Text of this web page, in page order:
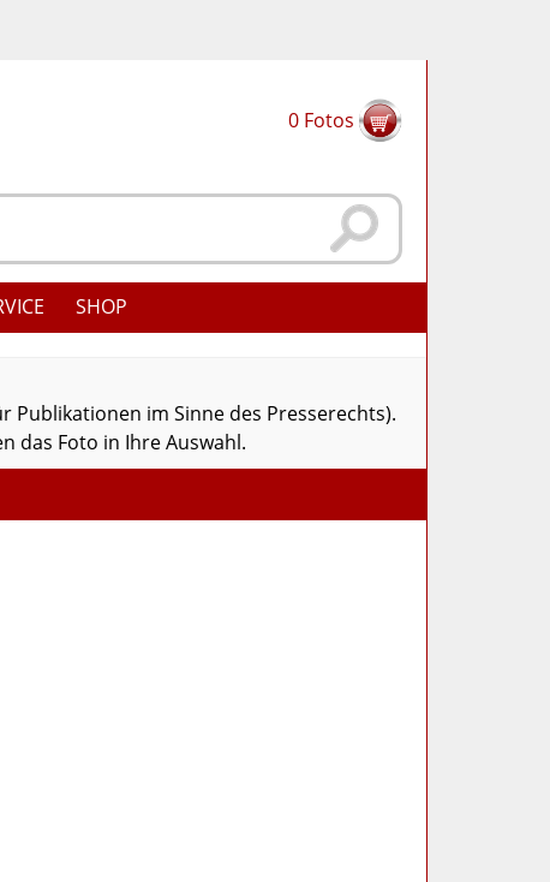
0 Fotos
SHOP
Publikationen im Sinne des Presserechts).
das Foto in Ihre Auswahl.